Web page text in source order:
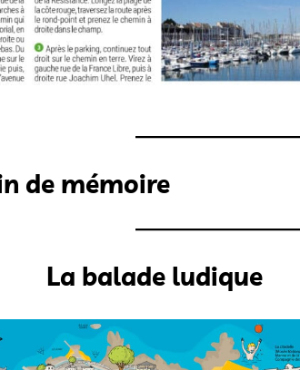
de mémoire
La balade ludique